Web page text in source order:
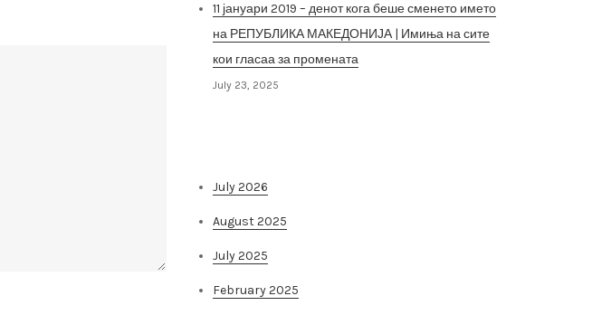
11 јануари 2019 – денот кога беше сменето името
на РЕПУБЛИКА МАКЕДОНИЈА | Имиња на сите
кои гласаа за промената
July 23, 2025
July 2026
August 2025
July 2025
February 2025